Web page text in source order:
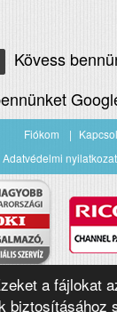
a fájlokat
Kövess
Fiókom
Adatvédelmi nyilatkozat